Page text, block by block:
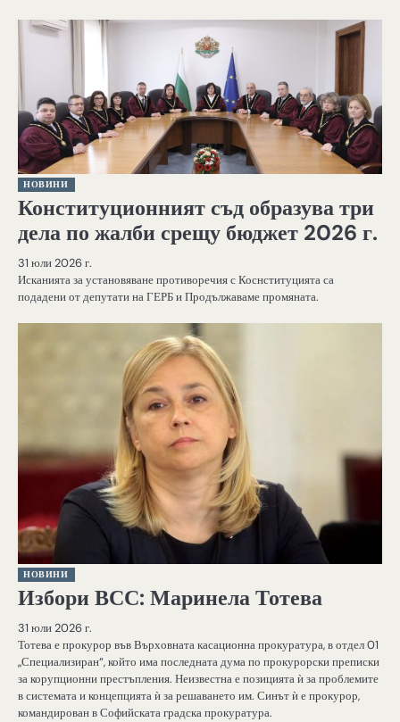
НОВИНИ
Конституционният съд образува три
дела по жалби срещу бюджет 2026 г.
31 юли 2026 г.
Исканията за установяване противоречия с Коснституцията са
подадени от депутати на ГЕРБ и Продължаваме промяната.
НОВИНИ
Избори ВСС: Маринела Тотева
31 юли 2026 г.
Тотева е прокурор във Върховната касационна прокуратура, в отдел 01
„Специализиран“, който има последната дума по прокурорски преписки
за корупционни престъпления. Неизвестна е позицията ѝ за проблемите
в системата и концепцията ѝ за решаването им. Синът ѝ е прокурор,
командирован в Софийската градска прокуратура.